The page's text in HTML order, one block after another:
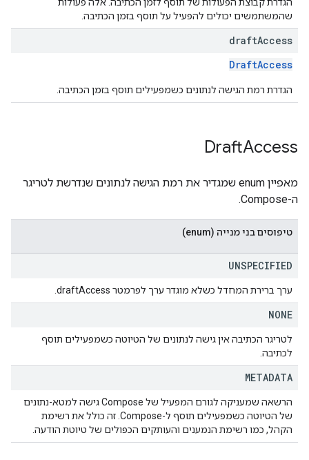
שהמשתמשים יכולים להפעיל על תוסף בזמן הכתיבה.
draftAccess
DraftAccess
הגדרת רמת הגישה לנתונים כשמפעילים תוסף בזמן הכתיבה.
DraftAccess
מאפיין enum שמגדיר את רמת הגישה לנתונים שנדרשת לטריגר
ה-Compose.
טיפוסים בני מנייה (enum)
UNSPECIFIED
ערך ברירת המחדל כשלא מוגדר ערך לפרמטר draftAccess.
NONE
לטריגר הכתיבה אין גישה לנתונים של הטיוטה כשמפעילים תוסף
לכתיבה.
METADATA
הרשאה שמעניקה לגורם המפעיל של Compose גישה למטא-נתונים
של הטיוטה כשמפעילים תוסף ל-Compose. זה כולל את רשימת
הקהל, כמו רשימת הנמענים והעותקים הכפולים של טיוטת הודעה.